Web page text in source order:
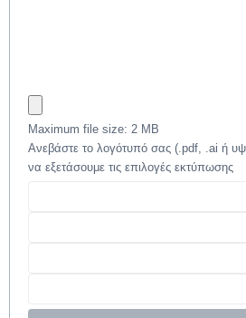
Maximum file size: 2 MB
Ανεβάστε το λογότυπό σας (.pdf, .ai ή
να εξετάσουμε τις επιλογές εκτύπωσης